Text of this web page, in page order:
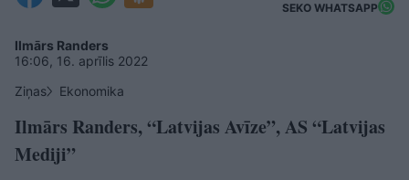
SEKO WHATSAPP
Ilmārs Randers
16:06, 16. aprīlis 2022
Ziņas
Ekonomika
Ilmārs Randers, “Latvijas Avīze”, AS “Latvijas
Mediji”